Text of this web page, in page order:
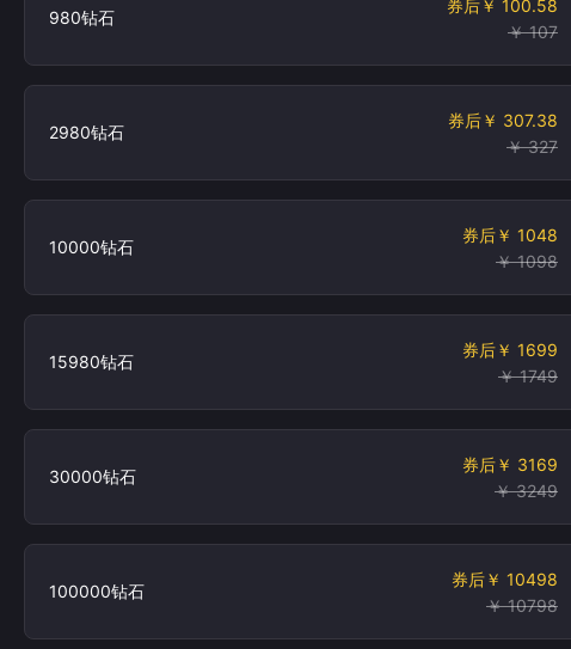
980钻石
券后￥ 100.58
￥ 107
2980钻石
券后￥ 307.38
￥ 327
10000钻石
券后￥ 1048
￥ 1098
15980钻石
券后￥ 1699
￥ 1749
30000钻石
券后￥ 3169
￥ 3249
100000钻石
券后￥ 10498
￥ 10798